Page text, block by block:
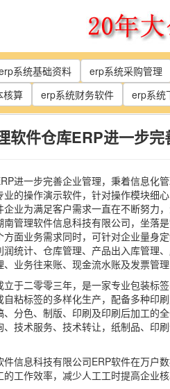
系统基础资料 erp系统采购管理
核算
erp系统财务软件 erp系统
软件仓库ERP进一步
进一步完善企业管理，秉着信息化
的操作演示软件，针对操作模块细
业为满足客户需求一直在不断努力
管理软件信息科技有限公司，坐落
面业务需求同时，可针对企业量身
统计、仓库管理、产品出入库管理
业务往来账、现金流水账及发票管
于二零零三年，是一家专业包装标
粘标签的多样化生产，配备多种印
分色、制版、印刷及印刷后加工的
技术服务、技术转让，纸制品、印
信息科技有限公司ERP软件在万户
工作效率，减少人工工时提高企业